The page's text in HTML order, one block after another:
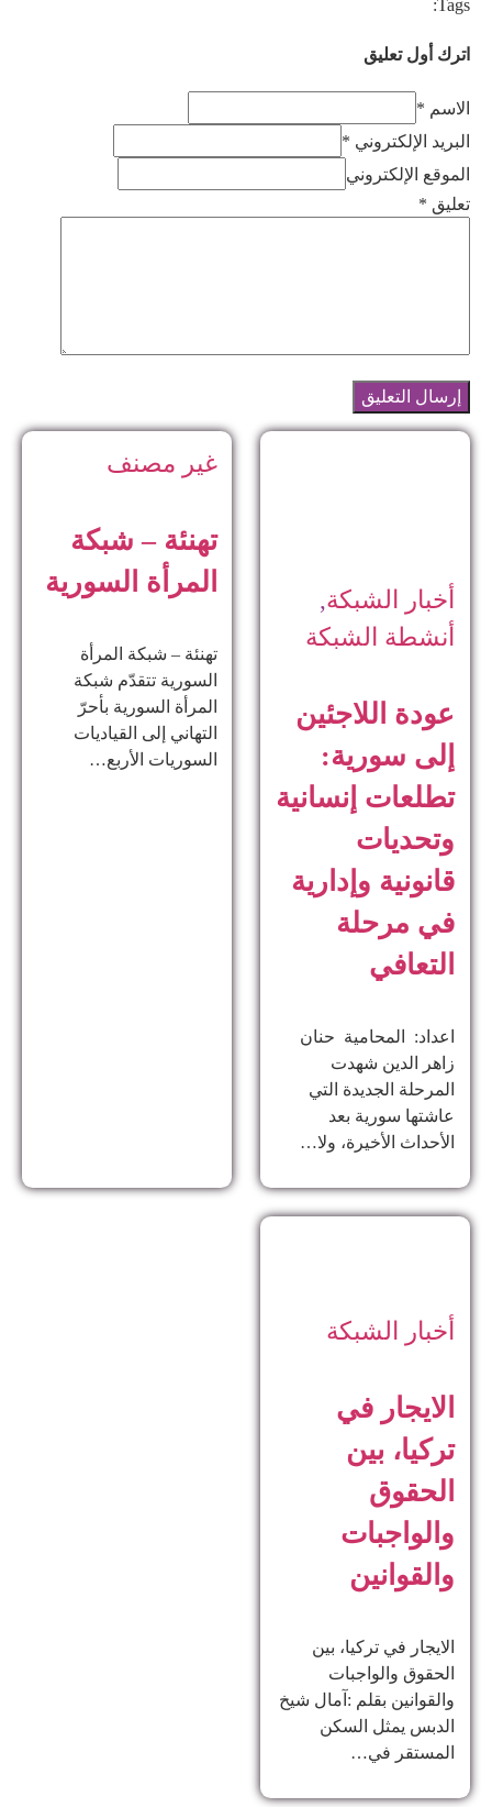
Tags:
اترك أول تعليق
الاسم *
البريد الإلكتروني *
الموقع الإلكتروني
تعليق *
أخبار الشبكة,
أنشطة الشبكة
عودة اللاجئين
إلى سورية:
تطلعات إنسانية
وتحديات
قانونية وإدارية
في مرحلة
التعافي
اعداد: المحامية حنان
زاهر الدين ​شهدت
المرحلة الجديدة التي
عاشتها سورية بعد
الأحداث الأخيرة، ولا…
غير مصنف
تهنئة – شبكة
المرأة السورية
تهنئة – شبكة المرأة
السورية تتقدّم شبكة
المرأة السورية بأحرّ
التهاني إلى القياديات
السوريات الأربع…
أخبار الشبكة
الايجار في
تركيا، بين
الحقوق
والواجبات
والقوانين
الايجار في تركيا، بين
الحقوق والواجبات
والقوانين بقلم :آمال شيخ
الدبس يمثل السكن
المستقر في…